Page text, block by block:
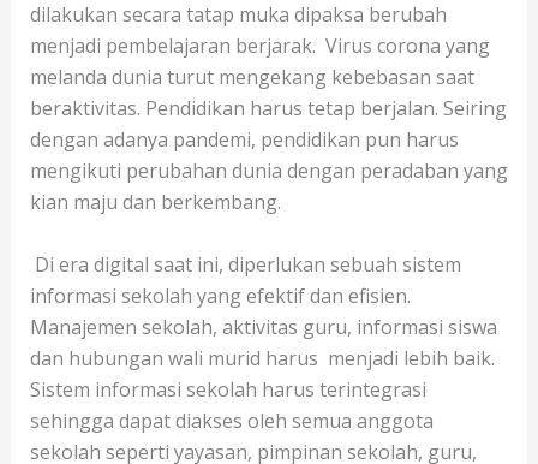
dilakukan secara tatap muka dipaksa berubah
menjadi pembelajaran berjarak. Virus corona yang
melanda dunia turut mengekang kebebasan saat
beraktivitas. Pendidikan harus tetap berjalan. Seiring
dengan adanya pandemi, pendidikan pun harus
mengikuti perubahan dunia dengan peradaban yang
kian maju dan berkembang.
Di era digital saat ini, diperlukan sebuah sistem
informasi sekolah yang efektif dan efisien.
Manajemen sekolah, aktivitas guru, informasi siswa
dan hubungan wali murid harus menjadi lebih baik.
Sistem informasi sekolah harus terintegrasi
sehingga dapat diakses oleh semua anggota
sekolah seperti yayasan, pimpinan sekolah, guru,